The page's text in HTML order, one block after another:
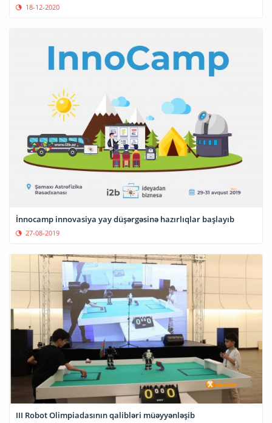
18-12-2020
İnnocamp innovasiya yay düşərgəsinə hazırlıqlar başlayıb
27-08-2019
III Robot Olimpiadasının qalibləri müəyyənləşib